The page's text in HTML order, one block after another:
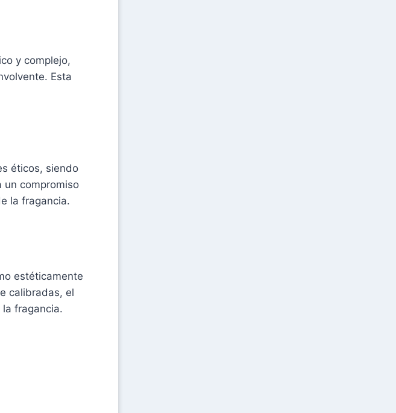
y complejo,
Esta
éticos, siendo
un compromiso
la fragancia.
estéticamente
calibradas, el
fragancia.